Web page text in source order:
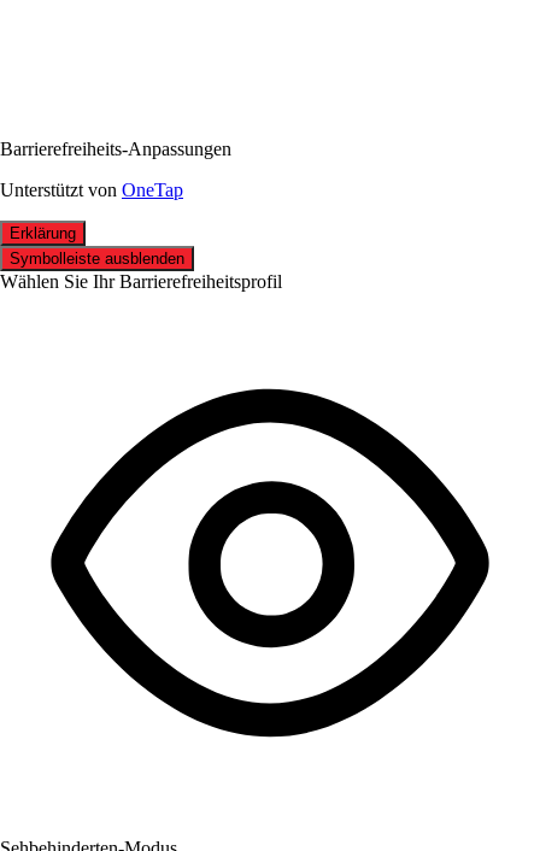
Barrierefreiheits-Anpassungen
Unterstützt von OneTap
Erklärung
Symbolleiste ausblenden
Wählen Sie Ihr Barrierefreiheitsprofil